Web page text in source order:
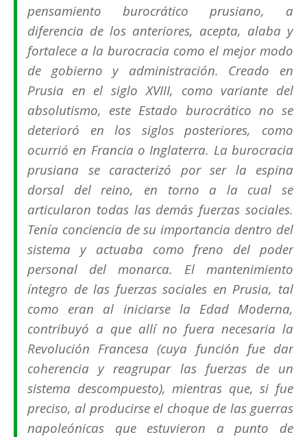
pensamiento burocrático prusiano, a
diferencia de los anteriores, acepta, alaba y
fortalece a la burocracia como el mejor modo
de gobierno y administración. Creado en
Prusia en el siglo XVIII, como variante del
absolutismo, este Estado burocrático no se
deterioró en los siglos posteriores, como
ocurrió en Francia o Inglaterra. La burocracia
prusiana se caracterizó por ser la espina
dorsal del reino, en torno a la cual se
articularon todas las demás fuerzas sociales.
Tenía conciencia de su importancia dentro del
sistema y actuaba como freno del poder
personal del monarca. El mantenimiento
íntegro de las fuerzas sociales en Prusia, tal
como eran al iniciarse la Edad Moderna,
contribuyó a que allí no fuera necesaria la
Revolución Francesa (cuya función fue dar
coherencia y reagrupar las fuerzas de un
sistema descompuesto), mientras que, si fue
preciso, al producirse el choque de las guerras
napoleónicas que estuvieron a punto de